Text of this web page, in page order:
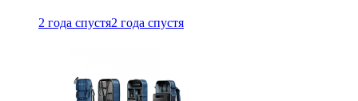
2 года спустя2 года спустя